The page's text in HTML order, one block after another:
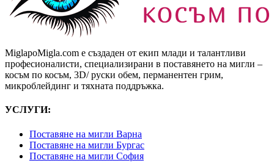
MiglapoMigla.com е създаден от екип млади и талантливи
професионалисти, специализирани в поставянето на мигли –
косъм по косъм, 3D/ руски обем, перманентен грим,
микроблейдинг и тяхната поддръжка.
УСЛУГИ:
Поставяне на мигли Варна
Поставяне на мигли Бургас
Поставяне на мигли София